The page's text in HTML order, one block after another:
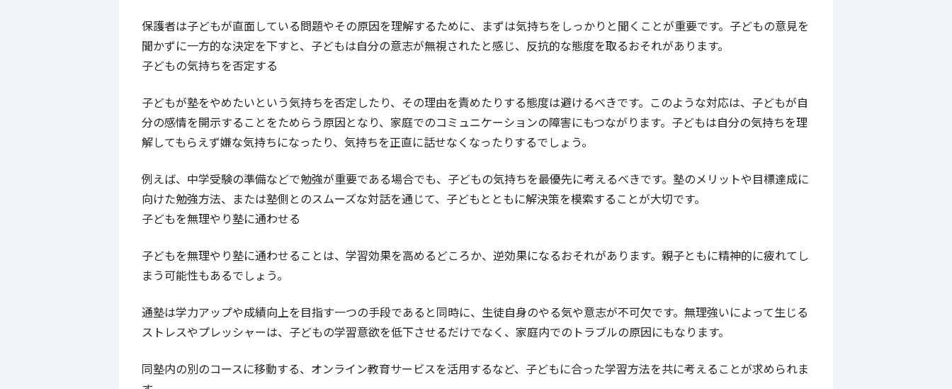
保護者は子どもが直面している問題やその原因を理解するために、まずは気持ちをしっかりと聞くことが重要です。子どもの意見を
聞かずに一方的な決定を下すと、子どもは自分の意志が無視されたと感じ、反抗的な態度を取るおそれがあります。
子どもの気持ちを否定する
子どもが塾をやめたいという気持ちを否定したり、その理由を責めたりする態度は避けるべきです。このような対応は、子どもが自
分の感情を開示することをためらう原因となり、家庭でのコミュニケーションの障害にもつながります。子どもは自分の気持ちを理
解してもらえず嫌な気持ちになったり、気持ちを正直に話せなくなったりするでしょう。
例えば、中学受験の準備などで勉強が重要である場合でも、子どもの気持ちを最優先に考えるべきです。塾のメリットや目標達成に
向けた勉強方法、または塾側とのスムーズな対話を通じて、子どもとともに解決策を模索することが大切です。
子どもを無理やり塾に通わせる
子どもを無理やり塾に通わせることは、学習効果を高めるどころか、逆効果になるおそれがあります。親子ともに精神的に疲れてし
まう可能性もあるでしょう。
通塾は学力アップや成績向上を目指す一つの手段であると同時に、生徒自身のやる気や意志が不可欠です。無理強いによって生じる
ストレスやプレッシャーは、子どもの学習意欲を低下させるだけでなく、家庭内でのトラブルの原因にもなります。
同塾内の別のコースに移動する、オンライン教育サービスを活用するなど、子どもに合った学習方法を共に考えることが求められま